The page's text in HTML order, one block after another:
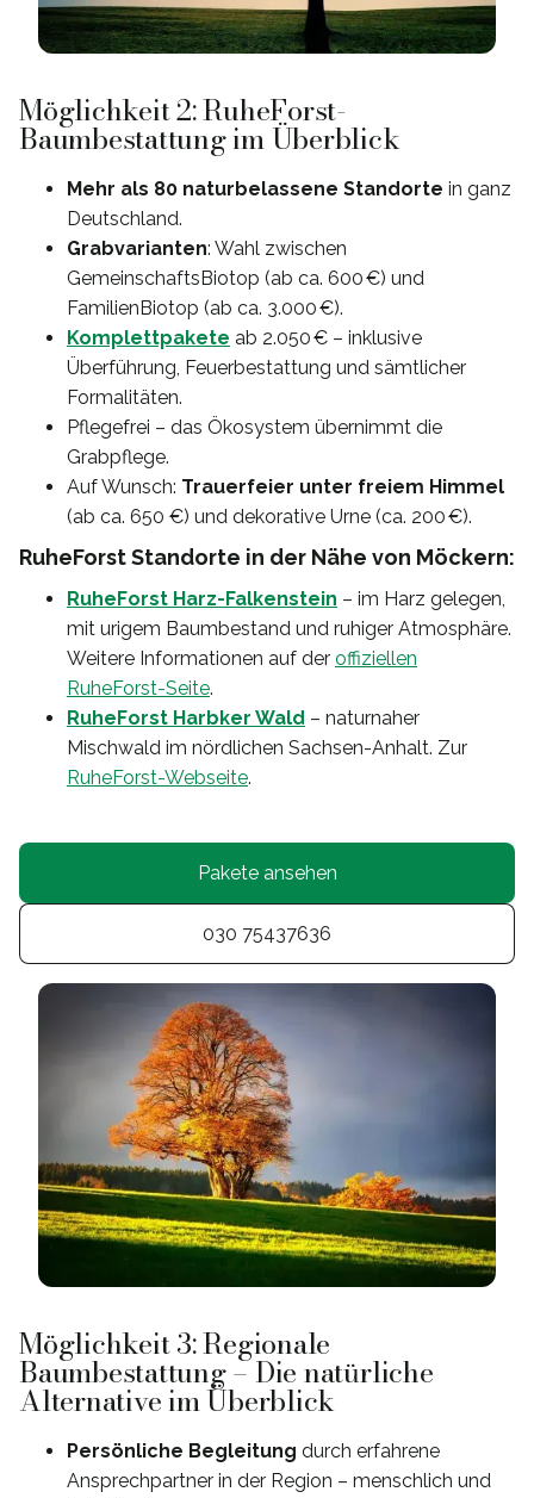
Möglichkeit 2: RuheForst-
Baumbestattung im Überblick
Mehr als 80 naturbelassene Standorte in ganz
Deutschland.
Grabvarianten: Wahl zwischen
GemeinschaftsBiotop (ab ca. 600 €) und
FamilienBiotop (ab ca. 3.000 €).
Komplettpakete ab 2.050 € – inklusive
Überführung, Feuerbestattung und sämtlicher
Formalitäten.
Pflegefrei – das Ökosystem übernimmt die
Grabpflege.
Auf Wunsch: Trauerfeier unter freiem Himmel
(ab ca. 650 €) und dekorative Urne (ca. 200 €).
RuheForst Standorte in der Nähe von Möckern:
RuheForst Harz-Falkenstein – im Harz gelegen,
mit urigem Baumbestand und ruhiger Atmosphäre.
Weitere Informationen auf der offiziellen
RuheForst-Seite.
RuheForst Harbker Wald – naturnaher
Mischwald im nördlichen Sachsen-Anhalt. Zur
RuheForst-Webseite.
Pakete ansehen
030 75437636
Möglichkeit 3: Regionale
Baumbestattung – Die natürliche
Alternative im Überblick
Persönliche Begleitung durch erfahrene
Ansprechpartner in der Region – menschlich und